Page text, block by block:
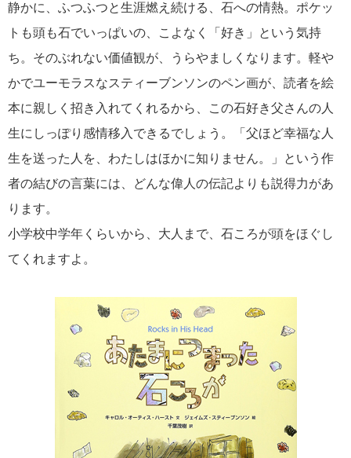
静かに、ふつふつと生涯燃え続ける、石への情熱。ポケッ
トも頭も石でいっぱいの、こよなく「好き」という気持
ち。そのぶれない価値観が、うらやましくなります。軽や
かでユーモラスなスティーブンソンのペン画が、読者を絵
本に親しく招き入れてくれるから、この石好き父さんの人
生にしっぽり感情移入できるでしょう。「父ほど幸福な人
生を送った人を、わたしはほかに知りません。」という作
者の結びの言葉には、どんな偉人の伝記よりも説得力があ
ります。
小学校中学年くらいから、大人まで、石ころが頭をほぐし
てくれますよ。